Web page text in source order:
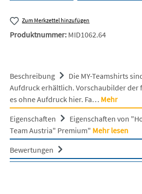
Zum Merkzettel hinzufügen
Produktnummer: MID1062.64
Beschreibung
Die MY-Teamshirts
Aufdruck erhältlich. Vorschaubilder der
es ohne Aufdruck hier. Fa… Mehr
Eigenschaften
Eigenschaften von
Team Austria" Premium" Mehr lesen
Bewertungen